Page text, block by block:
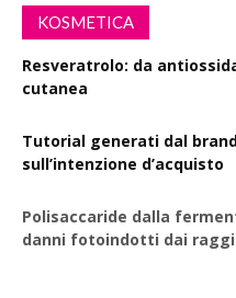
KOSMETICA
Resveratrolo: da
cutanea
Tutorial generati dal
sull’intenzione d’acquisto
Polisaccaride dalla
danni fotoindotti dai raggi